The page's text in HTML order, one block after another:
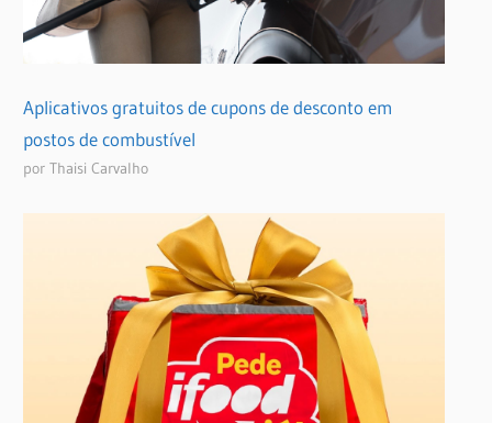
Aplicativos gratuitos de cupons de desconto em
postos de combustível
por Thaisi Carvalho